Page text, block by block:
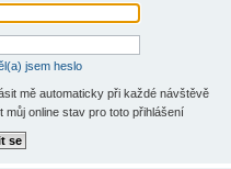
jsem heslo
mě automaticky při každé návštěvě
můj online stav pro toto přihlášení